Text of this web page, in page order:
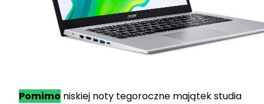
Pomimo niskiej noty tegoroczne majątekstudia